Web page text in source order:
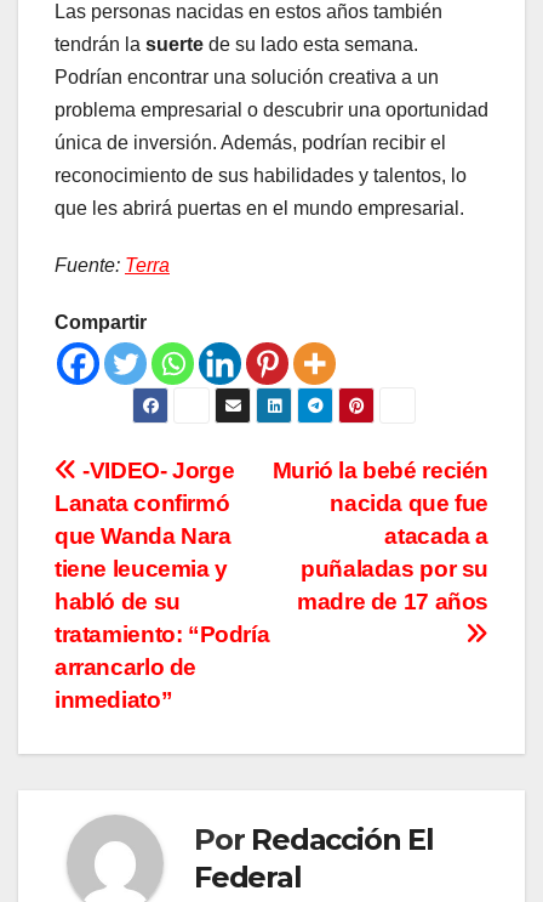
Las personas nacidas en estos años también
tendrán la suerte de su lado esta semana.
Podrían encontrar una solución creativa a un
problema empresarial o descubrir una oportunidad
única de inversión. Además, podrían recibir el
reconocimiento de sus habilidades y talentos, lo
que les abrirá puertas en el mundo empresarial.
Fuente: Terra
Compartir
Navegación
de
entradas
Murió la bebé recién
nacida que fue
atacada a
puñaladas por su
madre de 17 años
-VIDEO- Jorge
Lanata confirmó
que Wanda Nara
tiene leucemia y
habló de su
tratamiento: “Podría
arrancarlo de
inmediato”
Por Redacción El
Federal